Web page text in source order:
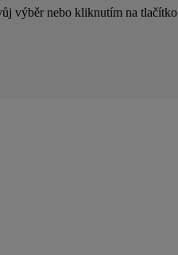
výběr nebo kliknutím na tlačítko